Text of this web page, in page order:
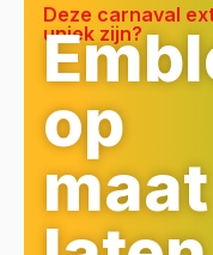
Deze carnaval
uniek zijn?
op
maat